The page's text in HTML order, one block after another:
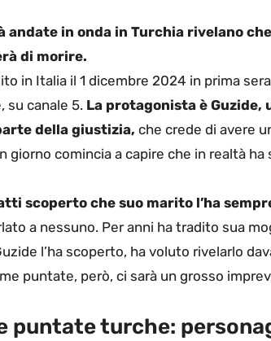
in onda in Turchia rivelano
di morire.
in Italia il 1 dicembre 2024 in prima
su canale 5. La protagonista è Guzide,
della giustizia, che crede di avere
giorno comincia a capire che in realtà ha
scoperto che suo marito l’ha
a nessuno. Per anni ha tradito sua
l’ha scoperto, ha voluto rivelarlo
puntate, però, ci sarà un grosso
puntate turche: